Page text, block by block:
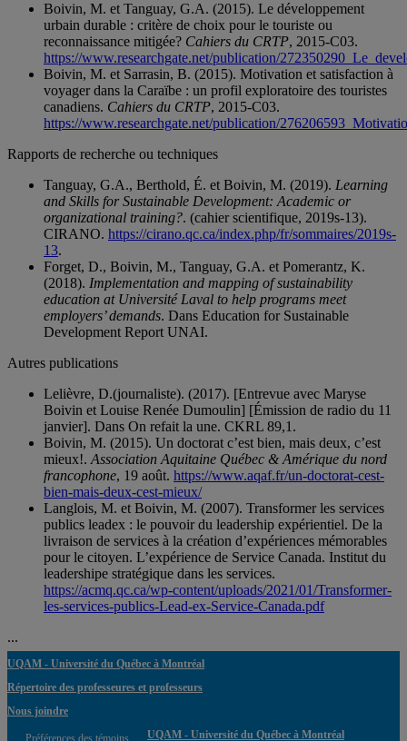
Boivin, M. et Tanguay, G.A. (2015). Le développement
urbain durable : critère de choix pour le touriste ou
reconnaissance mitigée? Cahiers du CRTP, 2015-C03.
https://www.researchgate.net/publication/
Boivin, M. et Sarrasin, B. (2015). Motivation et satisfaction à
voyager dans la Caraïbe : un profil exploratoire des touristes
canadiens. Cahiers du CRTP, 2015-C03.
https://www.researchgate.net/publication/
Rapports de recherche ou techniques
Tanguay, G.A., Berthold, É. et Boivin, M. (2019). Learning
and Skills for Sustainable Development: Academic or
organizational training?. (cahier scientifique, 2019s-13).
CIRANO. https://cirano.qc.ca/index.php/fr/sommaires/2019s-
13.
Forget, D., Boivin, M., Tanguay, G.A. et Pomerantz, K.
(2018). Implementation and mapping of sustainability
education at Université Laval to help programs meet
employers’ demands. Dans Education for Sustainable
Development Report UNAI.
Autres publications
Lelièvre, D.(journaliste). (2017). [Entrevue avec Maryse
Boivin et Louise Renée Dumoulin] [Émission de radio du 11
janvier]. Dans On refait la une. CKRL 89,1.
Boivin, M. (2015). Un doctorat c’est bien, mais deux, c’est
mieux!. Association Aquitaine Québec & Amérique du nord
francophone, 19 août. https://www.aqaf.fr/un-doctorat-cest-
bien-mais-deux-cest-mieux/
Langlois, M. et Boivin, M. (2007). Transformer les services
publics leadex : le pouvoir du leadership expérientiel. De la
livraison de services à la création d’expériences mémorables
pour le citoyen. L’expérience de Service Canada. Institut du
leadershipe stratégique dans les services.
https://acmq.qc.ca/wp-content/uploads/2021/01/Transformer-
les-services-publics-Lead-ex-Service-Canada.pdf
...
UQAM - Université du Québec à Montréal
Répertoire des professeures et professeurs
Nous joindre
UQAM - Université du Québec à Montréal